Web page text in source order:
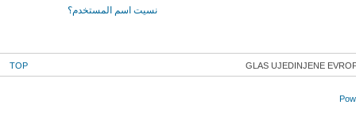
نسيت اسم المستخدم؟
GLAS UJEDINJENE
TOP